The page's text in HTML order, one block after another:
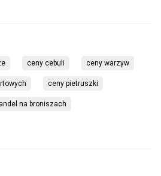
ceny cebuli ceny warzyw
ceny pietruszki
na broniszach